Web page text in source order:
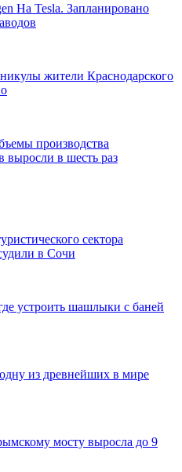
На Tesla. Запланировано
жители Краснодарского
производства
выросли в шесть раз
сектора
в Сочи
устроить шашлыки с баней
из древнейших в мире
мосту выросла до 9